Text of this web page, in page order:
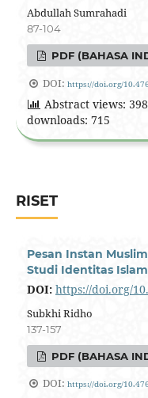
Abdullah Sumrahadi
87-104
PDF (BAHASA
DOI: https://doi.org/
Abstract views:
downloads: 715
RISET
Pesan Instan
Studi Identitas
DOI: https://doi.org/
Subkhi Ridho
137-157
PDF (BAHASA
DOI: https://doi.org/